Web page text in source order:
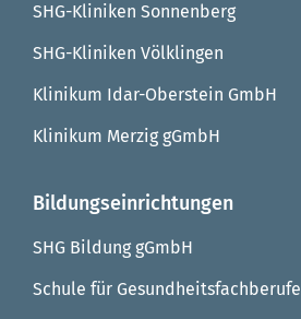
SHG-Kliniken Sonnenberg
SHG-Kliniken Völklingen
Klinikum Idar-Oberstein GmbH
Klinikum Merzig gGmbH
Bildungseinrichtungen
SHG Bildung gGmbH
Schule für Gesundheitsfachberufe